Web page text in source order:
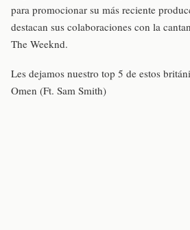
para promocionar su más reciente
destacan sus colaboraciones con la
The Weeknd.
Les dejamos nuestro top 5 de estos
Omen (Ft. Sam Smith)